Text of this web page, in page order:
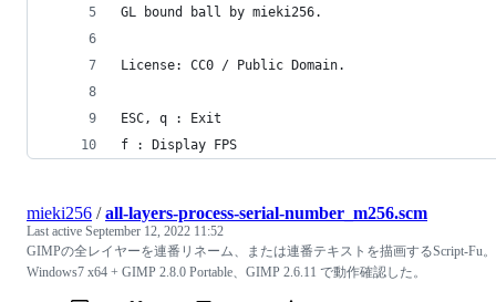
GL bound ball by mieki256.
License: CC0 / Public Domain.
ESC, q : Exit
f : Display FPS
mieki256 /all-layers-process-serial-number_m256.scm
Last active September 12, 2022 11:52
GIMPの全レイヤーを連番リネーム、または連番テキストを描画するScript-Fu。
Windows7 x64 + GIMP 2.8.0 Portable、GIMP 2.6.11 で動作確認した。